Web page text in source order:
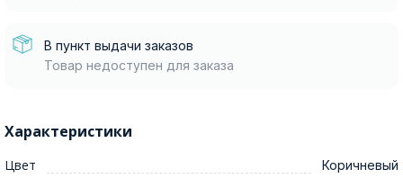
В пункт выдачи заказов
Товар недоступен для заказа
Характеристики
Цвет Коричневый